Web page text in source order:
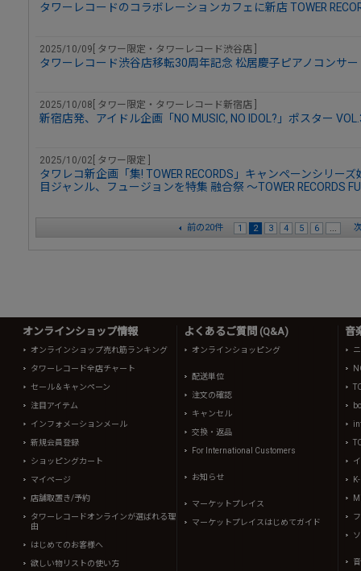
タワーレコードのコラボレーションカフェに新店 TOWER
2025/10/09[ タワー限定・タワーレコード渋谷店 ]
タワーレコード渋谷店移転30周年記念 松居慶子ピアノコンサ
2025/10/08[ タワー限定・タワーレコード新宿店 ]
新宿店発、アイドル企画「NO MUSIC, NO IDOL?」ポスター
2025/10/02[ タワー限定 ]
タワレコ新企画「集! TOWER RECORDS」キャンペーンシリー
目ジャンル、フュージョンを特集 融合祭 ～TOWER RECORDS
前の20件 1 2 3 4 5 6 ...
オンラインショップ情報
オンラインショップ売れ筋ランキング
タワーレコード全店チャート
セール＆キャンペーン
注目アイテム
インフォメーションメール
新規会員登録
ショッピングカート
マイページ
店舗取置き/予約
タワーレコードオンラインが選ばれる理
由
はじめてのお客様へ
欲しい物リストの使い方
よくあるご質問 (Q&A)
オンラインショッピング
配送単位
注文の確認
キャンセル
交換・返品
For International Customers
お知らせ
マーケットプレイス
マーケットプレイスはじめてガイド
音